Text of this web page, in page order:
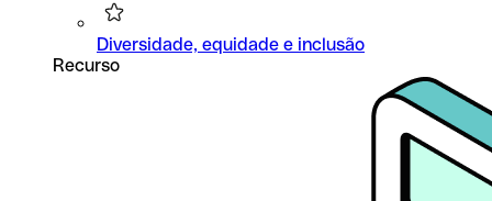
Diversidade, equidade e inclusão
Recurso